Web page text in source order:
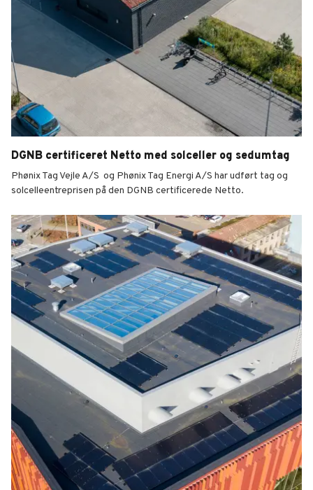
DGNB certificeret Netto med solceller og sedumtag
Phønix Tag Vejle A/S og Phønix Tag Energi A/S har udført tag og
solcelleentreprisen på den DGNB certificerede Netto.
DGNB certificeret Netto med solceller og sedumtag